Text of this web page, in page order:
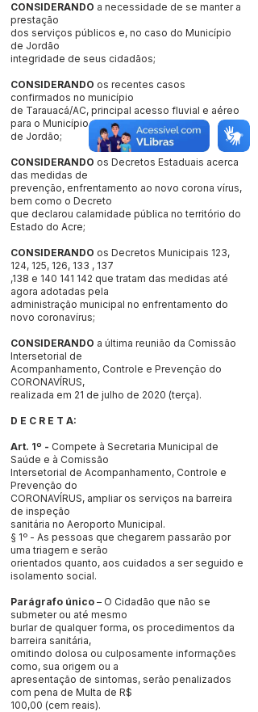
CONSIDERANDO a necessidade de se manter a
prestação
dos serviços públicos e, no caso do Município
de Jordão
integridade de seus cidadãos;
CONSIDERANDO os recentes casos
confirmados no município
de Tarauacá/AC, principal acesso fluvial e aéreo
para o Município
de Jordão;
CONSIDERANDO os Decretos Estaduais acerca
das medidas de
prevenção, enfrentamento ao novo corona vírus,
bem como o Decreto
que declarou calamidade pública no território do
Estado do Acre;
CONSIDERANDO os Decretos Municipais 123,
124, 125, 126, 133 , 137
,138 e 140 141 142 que tratam das medidas até
agora adotadas pela
administração municipal no enfrentamento do
novo coronavírus;
CONSIDERANDO a última reunião da Comissão
Intersetorial de
Acompanhamento, Controle e Prevenção do
CORONAVÍRUS,
realizada em 21 de julho de 2020 (terça).
D E C R E T A:
Art. 1º - Compete à Secretaria Municipal de
Saúde e à Comissão
Intersetorial de Acompanhamento, Controle e
Prevenção do
CORONAVÍRUS, ampliar os serviços na barreira
de inspeção
sanitária no Aeroporto Municipal.
§ 1º - As pessoas que chegarem passarão por
uma triagem e serão
orientados quanto, aos cuidados a ser seguido e
isolamento social.
Parágrafo único – O Cidadão que não se
submeter ou até mesmo
burlar de qualquer forma, os procedimentos da
barreira sanitária,
omitindo dolosa ou culposamente informações
como, sua origem ou a
apresentação de sintomas, serão penalizados
com pena de Multa de R$
100,00 (cem reais).